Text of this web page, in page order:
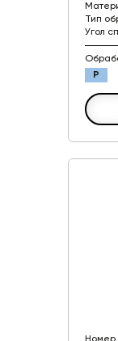
Тип
Угол
P